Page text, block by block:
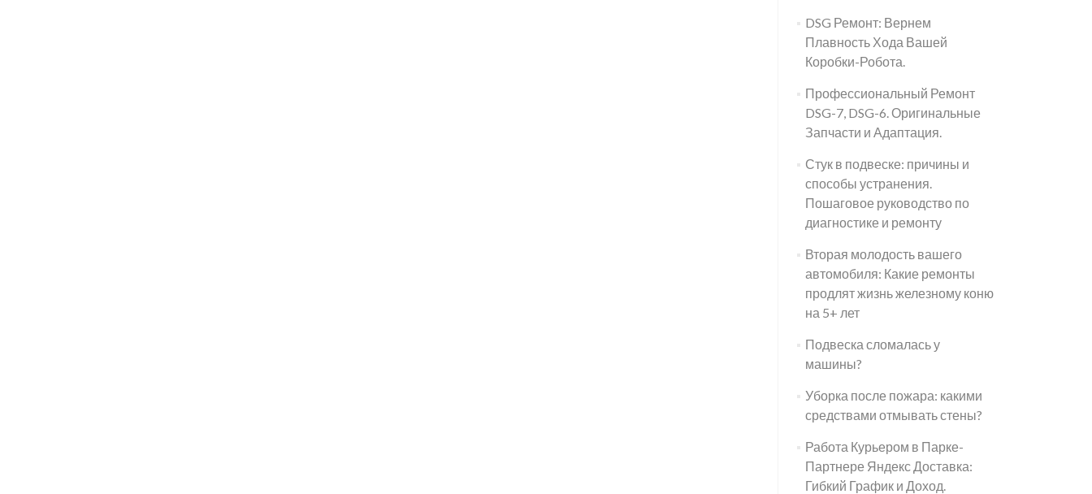
DSG Ремонт: Вернем
Плавность Хода Вашей
Коробки-Робота.
Профессиональный Ремонт
DSG-7, DSG-6. Оригинальные
Запчасти и Адаптация.
Стук в подвеске: причины и
способы устранения.
Пошаговое руководство по
диагностике и ремонту
Вторая молодость вашего
автомобиля: Какие ремонты
продлят жизнь железному коню
на 5+ лет
Подвеска сломалась у
машины?
Уборка после пожара: какими
средствами отмывать стены?
Работа Курьером в Парке-
Партнере Яндекс Доставка:
Гибкий График и Доход.